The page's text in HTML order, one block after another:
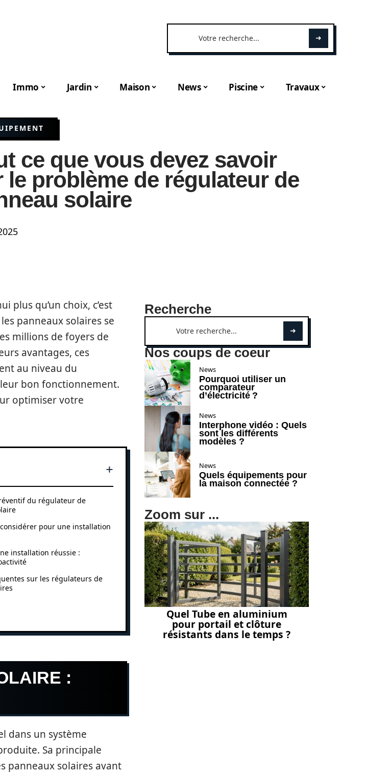
Immo Jardin Maison News Piscine Travaux
ce que vous devez savoir
le problème de régulateur de
solaire
plus qu’un choix, c’est
panneaux solaires se
millions de foyers de
avantages, ces
au niveau du
bon fonctionnement.
optimiser votre
du régulateur de
pour une installation
installation réussie :
sur les régulateurs de
:
dans un système
Sa principale
panneaux solaires avant
Recherche
Nos coups de coeur
News
Pourquoi utiliser un
comparateur
d’électricité ?
News
Interphone vidéo : Quels
sont les différents
modèles ?
News
Quels équipements pour
la maison connectée ?
Zoom sur ...
Quel Tube en aluminium
pour portail et clôture
résistants dans le temps ?